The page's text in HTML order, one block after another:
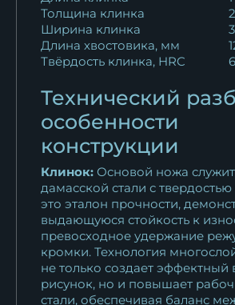
Толщина клинка
Ширина клинка
Длина хвостовика, мм
Твёрдость клинка, HRC
Технический
особенности
конструкции
Клинок: Основой ножа
дамасской стали с
это эталон прочности,
выдающуюся стойкость к
превосходное удержание
кромки. Технология
не только создает эффектный
рисунок, но и повышает
стали, обеспечивая баланс